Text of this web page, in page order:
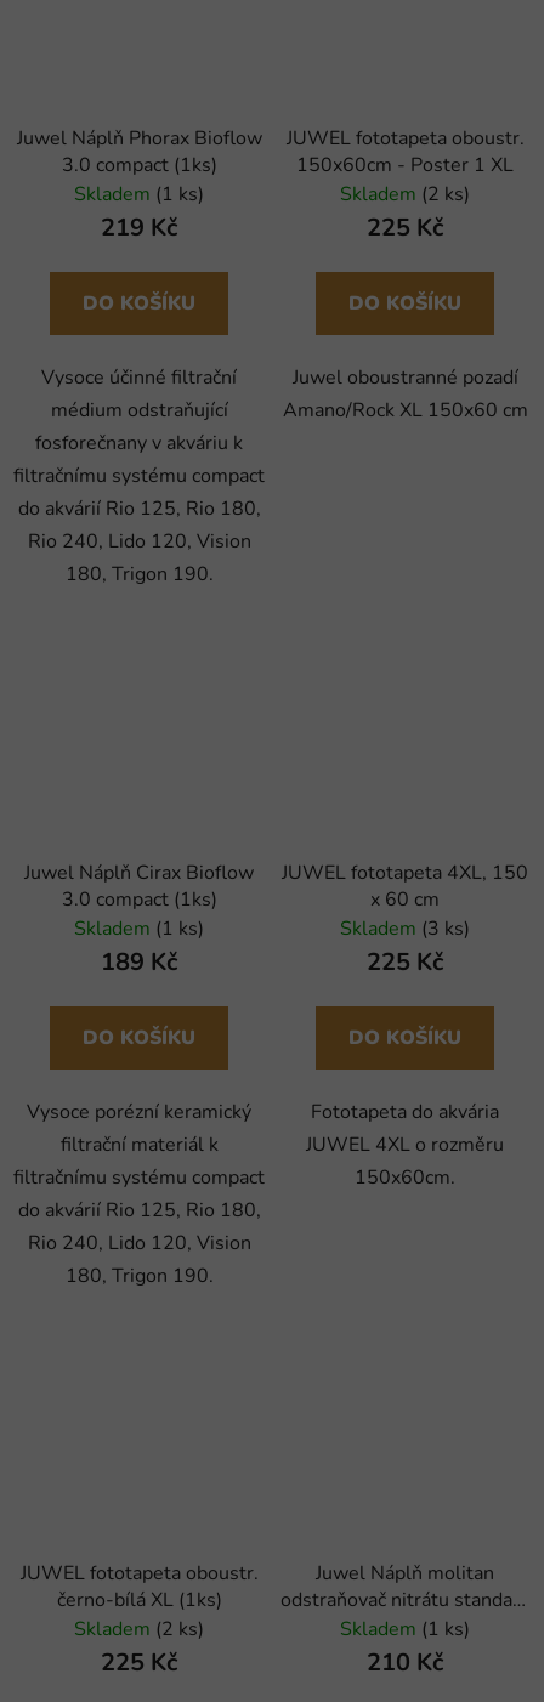
Juwel Náplň Phorax Bioflow
3.0 compact (1ks)
Skladem (1 ks)
219 Kč
DO KOŠÍKU
Vysoce účinné filtrační
médium odstraňující
fosforečnany v akváriu k
filtračnímu systému compact
do akvárií Rio 125, Rio 180,
Rio 240, Lido 120, Vision
180, Trigon 190.
JUWEL fototapeta oboustr.
150x60cm - Poster 1 XL
Skladem (2 ks)
225 Kč
DO KOŠÍKU
Juwel oboustranné pozadí
Amano/Rock XL 150x60 cm
Juwel Náplň Cirax Bioflow
3.0 compact (1ks)
Skladem (1 ks)
189 Kč
DO KOŠÍKU
Vysoce porézní keramický
filtrační materiál k
filtračnímu systému compact
do akvárií Rio 125, Rio 180,
Rio 240, Lido 120, Vision
180, Trigon 190.
JUWEL fototapeta 4XL, 150
x 60 cm
Skladem (3 ks)
225 Kč
DO KOŠÍKU
Fototapeta do akvária
JUWEL 4XL o rozměru
150x60cm.
JUWEL fototapeta oboustr.
černo-bílá XL (1ks)
Skladem (2 ks)
225 Kč
Juwel Náplň molitan
odstraňovač nitrátu standard
(1ks)
Skladem (1 ks)
210 Kč